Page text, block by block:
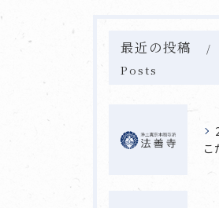
最近の投稿
Posts